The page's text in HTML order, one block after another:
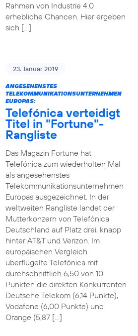
Rahmen von Industrie 4.0
erhebliche Chancen. Hier ergeben
sich […]
23. Januar 2019
ANGESEHENSTES
TELEKOMMUNIKATIONSUNTERNEHMEN
EUROPAS:
Telefónica verteidigt
Titel in "Fortune"-
Rangliste
Das Magazin Fortune hat
Telefónica zum wiederholten Mal
als angesehenstes
Telekommunikationsunternehmen
Europas ausgezeichnet. In der
weltweiten Rangliste landet der
Mutterkonzern von Telefónica
Deutschland auf Platz drei, knapp
hinter AT&T und Verizon. Im
europäischen Vergleich
überflügelte Telefónica mit
durchschnittlich 6,50 von 10
Punkten die direkten Konkurrenten
Deutsche Telekom (6,14 Punkte),
Vodafone (6,00 Punkte) und
Orange (5,87 […]